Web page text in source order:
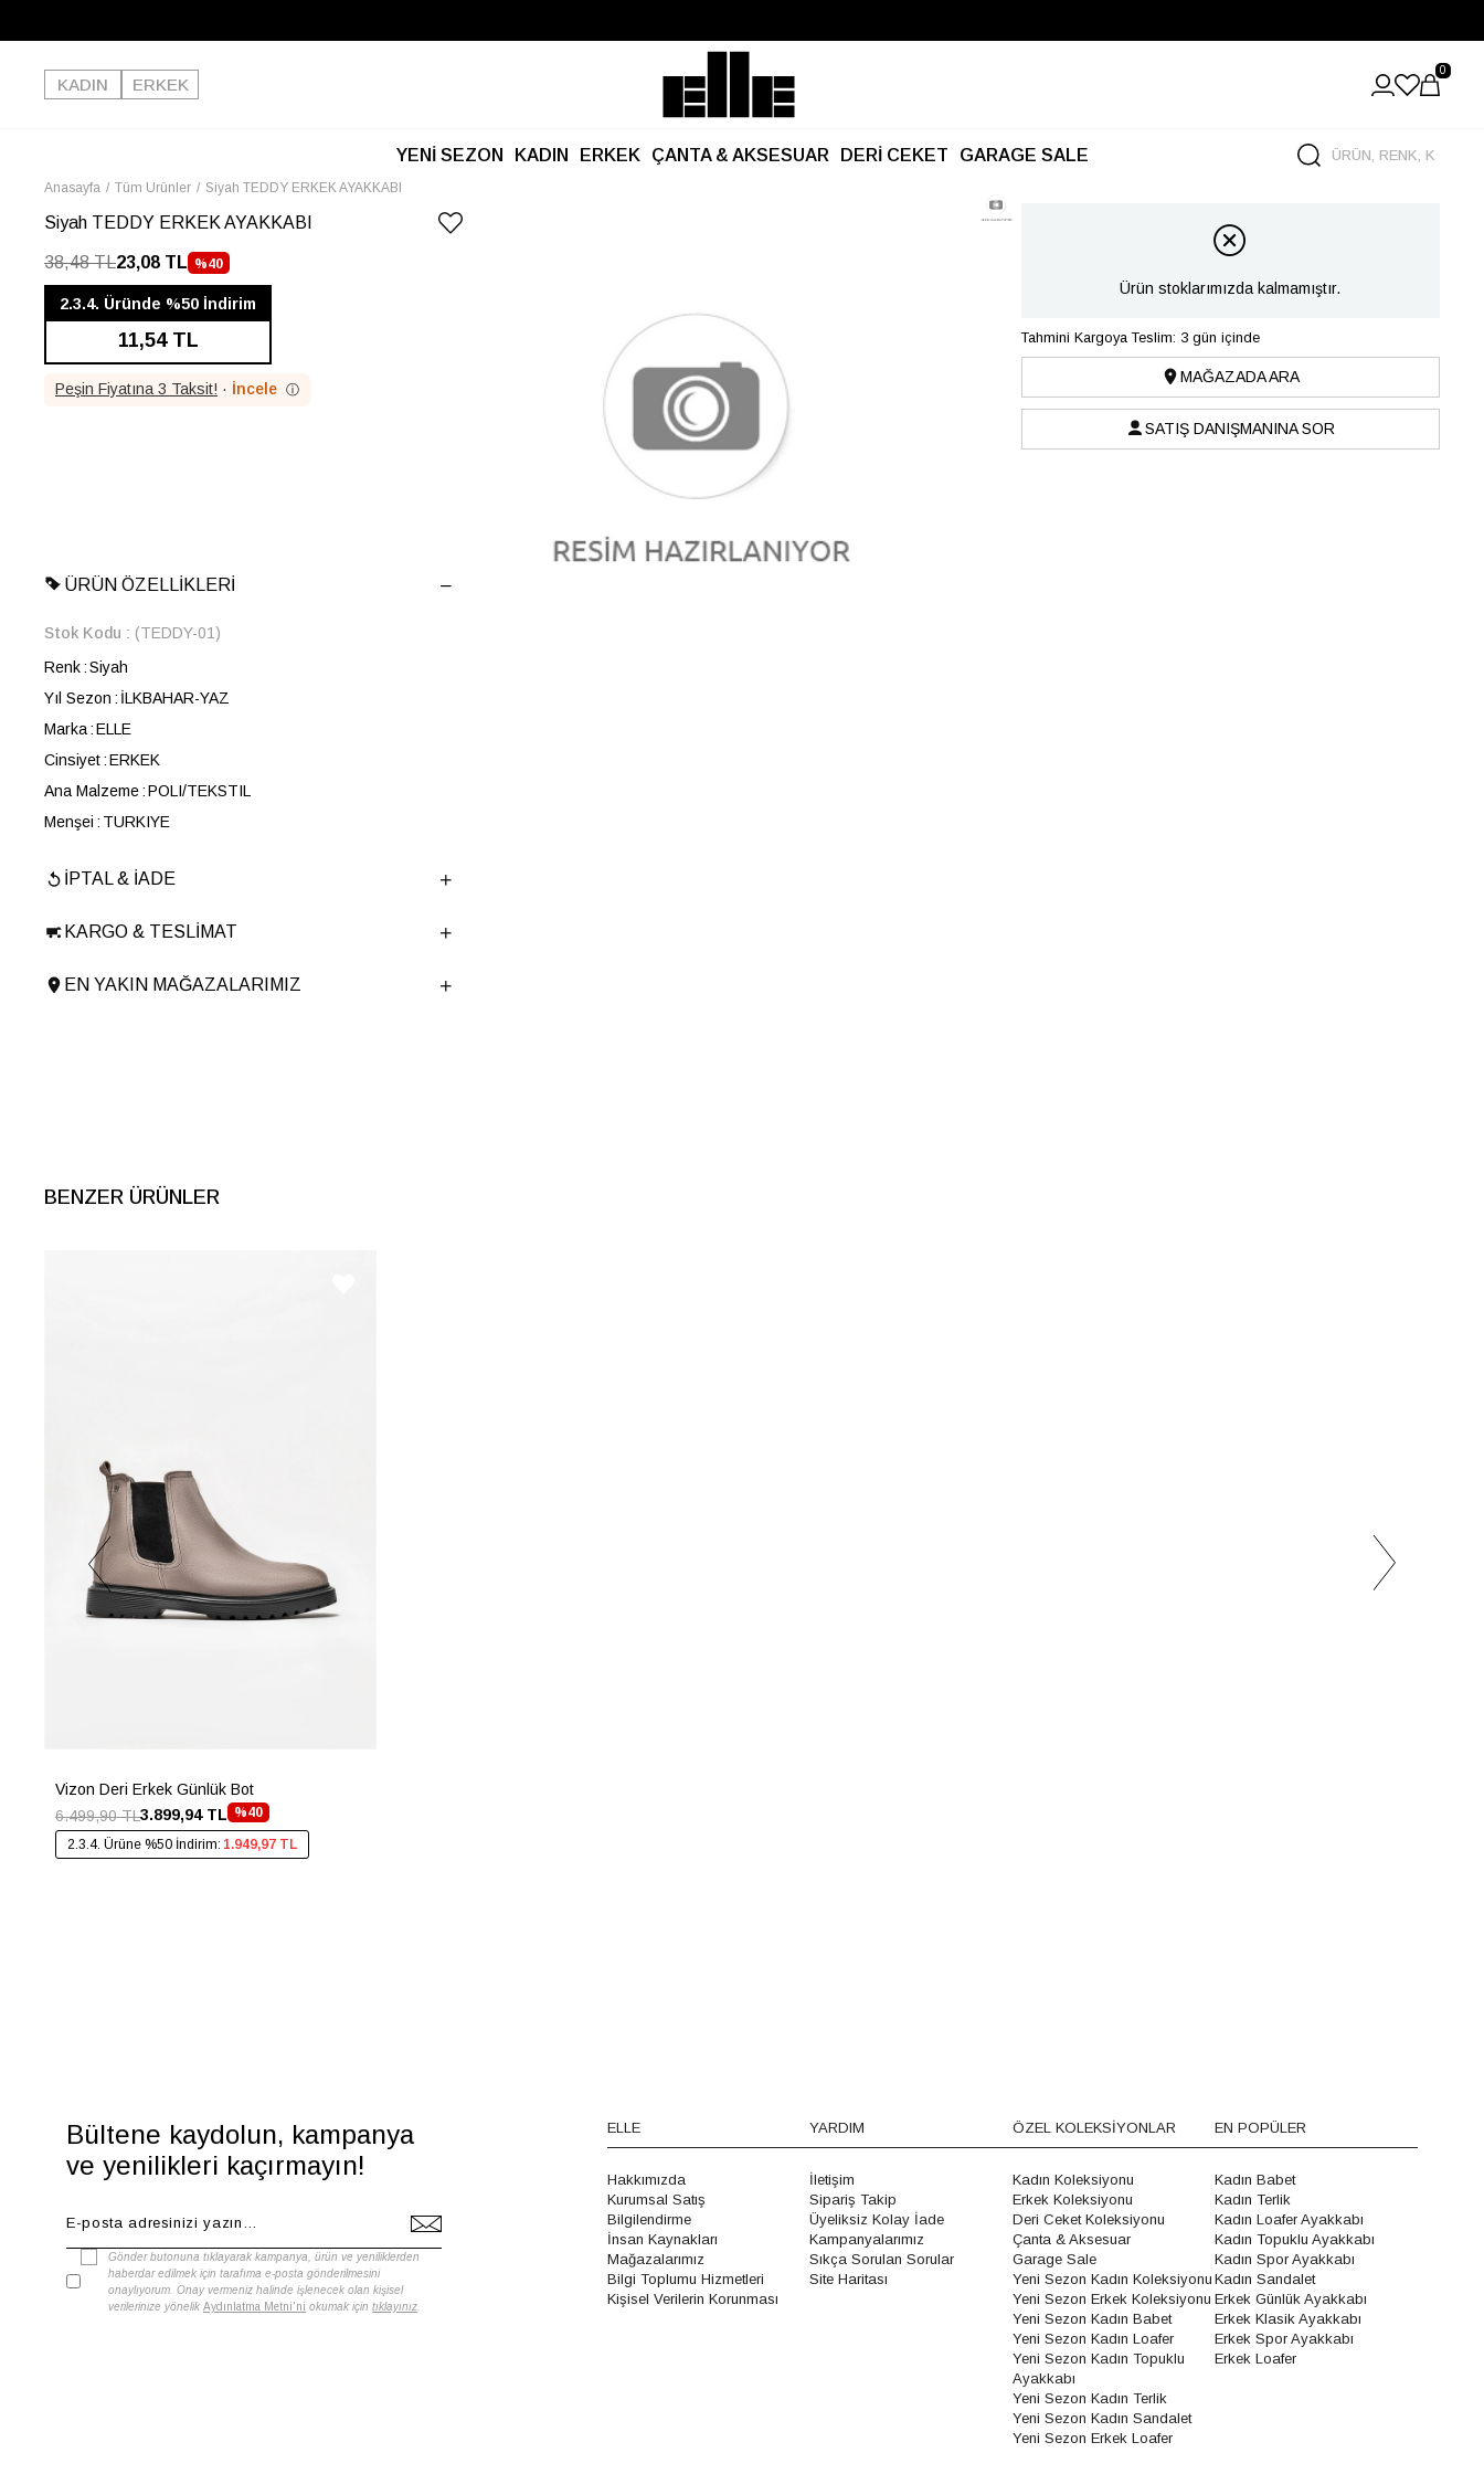
Kargo Ücretsiz!
KADIN
ERKEK
0
YENİ SEZON KADIN ERKEK ÇANTA & AKSESUAR DERİ CEKET GARAGE SALE
Anasayfa Tüm Ürünler Siyah TEDDY ERKEK AYAKKABI
Siyah TEDDY ERKEK AYAKKABI
38,48 TL23,08 TL %40
İNDIRIM
2.3.4. Üründe %50 İndirim
11,54 TL
Peşin Fiyatına 3 Taksit! · İncele ⓘ
ÜRÜN ÖZELLIKLERI
Stok Kodu
(TEDDY-01)
Renk Siyah
Yıl Sezon
İLKBAHAR-YAZ
Marka ELLE
Cinsiyet ERKEK
Ana Malzeme POLI/TEKSTIL
Menşei
TURKIYE
İPTAL & İADE
KARGO & TESLIMAT
EN YAKIN MAĞAZALARIMIZ
Ürün stoklarımızda kalmamıştır.
Tahmini Kargoya Teslim: 3 gün içinde
MAĞAZADA ARA
SATIŞ DANIŞMANINA SOR
BENZER ÜRÜNLER
Vizon Deri Erkek Günlük Bot
%40
3.899,94 TL
6.499,90 TL
2.3.4. Ürüne %50 İndirim: 1.949,97 TL
Bültene kaydolun, kampanya
ve yenilikleri kaçırmayın!
Gönder butonuna tıklayarak kampanya, ürün ve yeniliklerden
haberdar edilmek için tarafıma e-posta gönderilmesini
onaylıyorum. Onay vermeniz halinde işlenecek olan kişisel
verilerinize yönelik Aydınlatma Metni'ni okumak için tıklayınız
ELLE
Hakkımızda
Kurumsal Satış
Bilgilendirme
İnsan Kaynakları
Mağazalarımız
Bilgi Toplumu Hizmetleri
Kişisel Verilerin Korunması
YARDIM
İletişim
Sipariş Takip
Üyeliksiz Kolay İade
Kampanyalarımız
Sıkça Sorulan Sorular
Site Haritası
ÖZEL KOLEKSİYONLAR
Kadın Koleksiyonu
Erkek Koleksiyonu
Deri Ceket Koleksiyonu
Çanta & Aksesuar
Garage Sale
Yeni Sezon Kadın Koleksiyonu
Yeni Sezon Erkek Koleksiyonu
Yeni Sezon Kadın Babet
Yeni Sezon Kadın Loafer
Yeni Sezon Kadın Topuklu
Ayakkabı
Yeni Sezon Kadın Terlik
Yeni Sezon Kadın Sandalet
Yeni Sezon Erkek Loafer
EN POPÜLER
Kadın Babet
Kadın Terlik
Kadın Loafer Ayakkabı
Kadın Topuklu Ayakkabı
Kadın Spor Ayakkabı
Kadın Sandalet
Erkek Günlük Ayakkabı
Erkek Klasik Ayakkabı
Erkek Spor Ayakkabı
Erkek Loafer